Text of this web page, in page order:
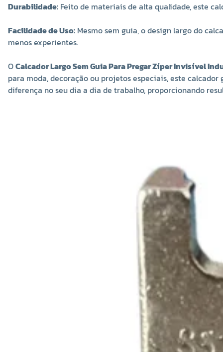
Durabilidade: Feito de materiais de alta qualidade, este
Facilidade de Uso: Mesmo sem guia, o design largo do
menos experientes.
OCalcador Largo Sem Guia Para Pregar Zíper Invisível
para moda, decoração ou projetos especiais, este
diferença no seu dia a dia de trabalho, proporcionando